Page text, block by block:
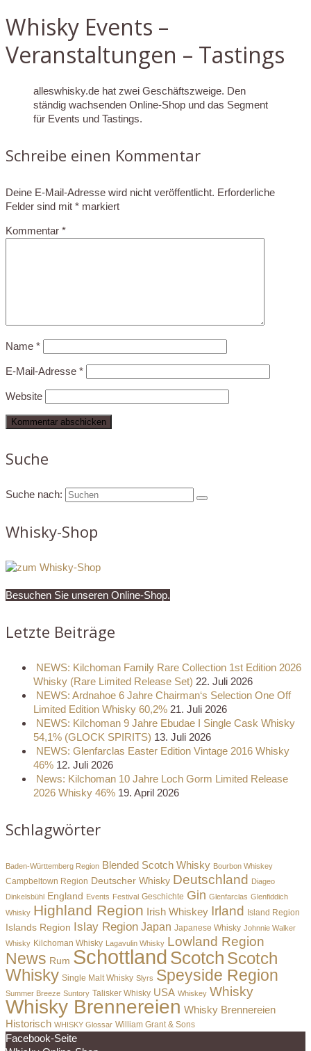
Whisky Events –
Veranstaltungen – Tastings
alleswhisky.de hat zwei Geschäftszweige. Den
ständig wachsenden Online-Shop und das Segment
für Events und Tastings.
Schreibe einen Kommentar
Deine E-Mail-Adresse wird nicht veröffentlicht. Erforderliche
Felder sind mit * markiert
Kommentar *
Name *
E-Mail-Adresse *
Website
Suche
Suche nach:
Whisky-Shop
Besuchen Sie unseren Online-Shop.
Letzte Beiträge
NEWS: Kilchoman Family Rare Collection 1st Edition 2026
Whisky (Rare Limited Release Set) 22. Juli 2026
NEWS: Ardnahoe 6 Jahre Chairman‘s Selection One Off
Limited Edition Whisky 60,2% 21. Juli 2026
NEWS: Kilchoman 9 Jahre Ebudae I Single Cask Whisky
54,1% (GLOCK SPIRITS) 13. Juli 2026
NEWS: Glenfarclas Easter Edition Vintage 2016 Whisky
46% 12. Juli 2026
News: Kilchoman 10 Jahre Loch Gorm Limited Release
2026 Whisky 46% 19. April 2026
Schlagwörter
Baden-Württemberg Region Blended Scotch Whisky Bourbon Whiskey
Campbeltown Region Deutscher Whisky Deutschland
Diageo
Dinkelsbühl England Events Festival Geschichte Gin Glenfarclas Glenfiddich
Whisky Highland Region Irish Whiskey Irland Island Region
Islands Region Islay Region Japan Japanese Whisky Johnnie Walker
Whisky Kilchoman Whisky Lagavulin Whisky Lowland Region
News Rum Schottland Scotch Scotch
Whisky Single Malt Whisky Slyrs Speyside Region
Summer Breeze Suntory Talisker Whisky USA Whiskey Whisky
Whisky Brennereien Whisky Brennereien
Historisch WHISKY Glossar William Grant & Sons
Facebook-Seite